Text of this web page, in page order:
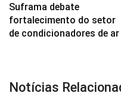
Suframa debate
fortalecimento do setor
de condicionadores de ar
Notícias